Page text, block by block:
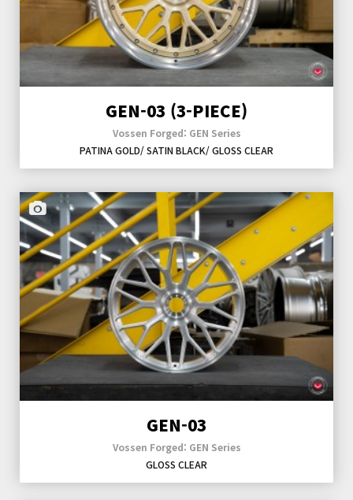
GEN-03 (3-PIECE)
Vossen Forged: GEN Series
PATINA GOLD/ SATIN BLACK/ GLOSS CLEAR
GEN-03
Vossen Forged: GEN Series
GLOSS CLEAR